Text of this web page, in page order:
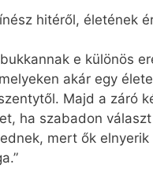
hi­té­ről, éle­té­nek
e kü­lö­nös
akár egy
Majd a zá­ró
ha sza­ba­don
mert ők